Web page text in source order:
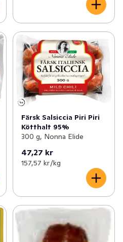
Färsk Salsiccia Piri Piri
Kötthalt 95%
300 g, Nonna Elide
47,27 kr
157,57 kr /kg